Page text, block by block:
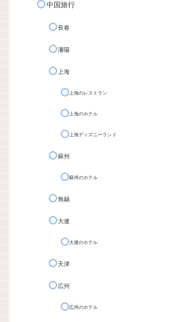
中国旅行
長春
瀋陽
上海
上海のレストラン
上海のホテル
上海ディズニーランド
蘇州
蘇州のホテル
無錫
大連
大連のホテル
天津
広州
広州のホテル